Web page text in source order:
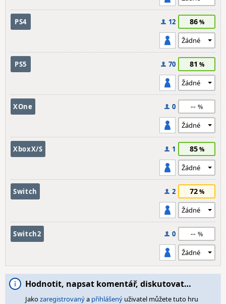
PS4 12 86
PS5 70 81
XOne 0 --
XboxX/S 1 85
Switch 2 72
Switch2 0 --
Hodnotit, napsat komentář, diskutovat…
Jakozaregistrovanýa přihlášený uživatel můžete tuto hru